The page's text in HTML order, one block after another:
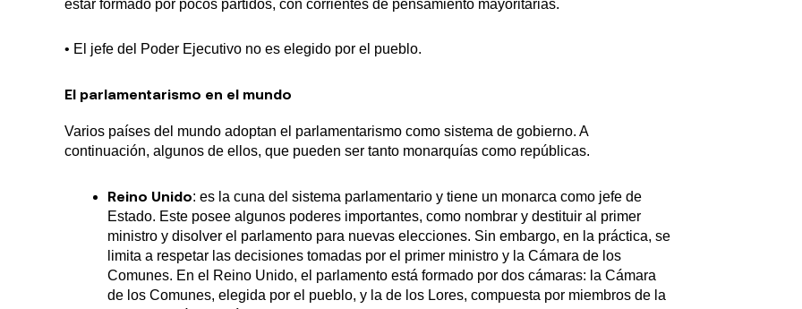
estar formado por pocos partidos, con corrientes de pensamiento mayoritarias.
• El jefe del Poder Ejecutivo no es elegido por el pueblo.
El parlamentarismo en el mundo
Varios países del mundo adoptan el parlamentarismo como sistema de gobierno. A
continuación, algunos de ellos, que pueden ser tanto monarquías como repúblicas.
Reino Unido: es la cuna del sistema parlamentario y tiene un monarca como jefe de
Estado. Este posee algunos poderes importantes, como nombrar y destituir al primer
ministro y disolver el parlamento para nuevas elecciones. Sin embargo, en la práctica, se
limita a respetar las decisiones tomadas por el primer ministro y la Cámara de los
Comunes. En el Reino Unido, el parlamento está formado por dos cámaras: la Cámara
de los Comunes, elegida por el pueblo, y la de los Lores, compuesta por miembros de la